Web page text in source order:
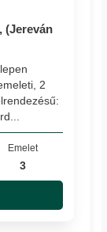
(Jereván
2
Emelet
3